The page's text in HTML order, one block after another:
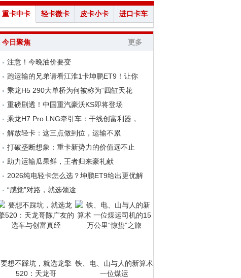
重卡中卡 轻卡微卡 皮卡小卡 进口卡车
今日聚焦 更多
注意！今晚油价要变
跑运输的兄弟请看江淮1卡坤鹏ET9！让你
乘龙H5 290大单桥为何被称为“四缸天花
重磅剧透！中国重汽豪沃KS即将登场
乘龙H7 Pro LNG牵引车：干线创富利器，
解放轻卡：这三点做到位，运输不累
打破垄断想象：重卡新势力的价值远不止
助力运输瓜果鲜，王者归来豪礼献
2026纯电轻卡怎么选？坤鹏ET9给出更优解
“感觉”对路，就选领途
要想不踩坑，就选龙擎
520：天龙哥
铁、电、山与人的新算术
一位煤运